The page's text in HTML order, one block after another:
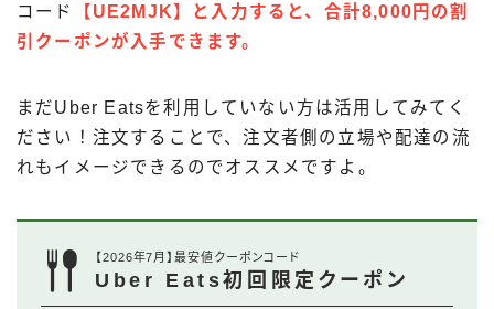
コード
【UE2MJK】と入力すると、合計8,000円の割
引クーポンが入手できます。
まだUber Eatsを利用していない方は活用してみてく
ださい！注文することで、注文者側の立場や配達の流
れもイメージできるのでオススメですよ。
【2026年7月】最安値クーポンコード
Uber Eats初回限定クーポン